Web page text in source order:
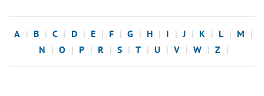
A B C D E F G H I J K L
M
N
O P R S T U V W Z